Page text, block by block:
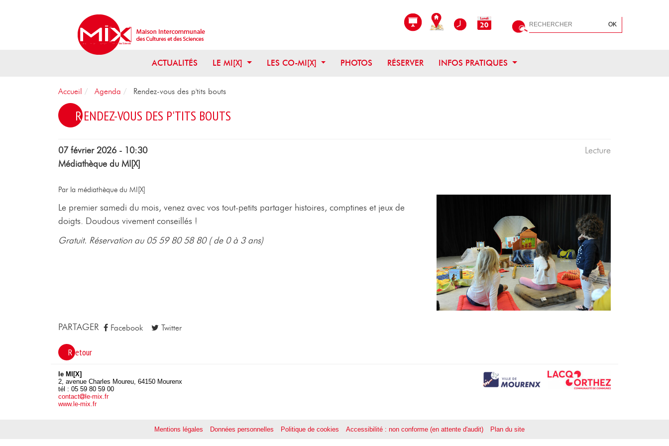
Rechercher
OK
ACTUALITÉS LE MI[X] OUVRIR CE MENU
LES CO-MI[X] OUVRIR CE MENU
PHOTOS RÉSERVER INFOS PRATIQUES OUVRIR CE MENU
Accueil Agenda Rendez-vous des p'tits bouts
RENDEZ-VOUS DES P'TITS BOUTS
07 février 2026 - 10:30
Médiathèque du MI[X]
Lecture
Par la médiathèque du MI[X]
Le premier samedi du mois, venez avec vos tout-petits partager histoires, comptines et jeux de
doigts. Doudous vivement conseillés !
Gratuit. Réservation au 05 59 80 58 80 ( de 0 à 3 ans)
PARTAGER Facebook Twitter
Retour
le MI[X]
2, avenue Charles Moureu, 64150 Mourenx
tél : 05 59 80 59 00
contact
le-mix.fr
www.le-mix.fr
Mentions légales Données personnelles Politique de cookies Accessibilité : non conforme (en attente d'audit) Plan du site